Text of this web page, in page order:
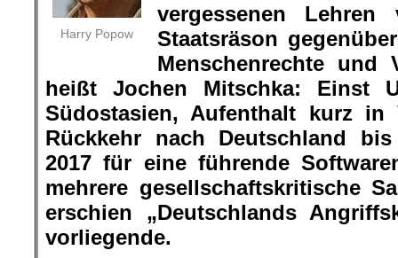
Harry Popow
vergessenen
Staatsräson
Menschenrechte und
heißt Jochen Mitschka: Einst
Südostasien, Aufenthalt kurz
Rückkehr nach Deutschland
2017 für eine führende
mehrere gesellschaftskritische
erschien „Deutschlands
vorliegende.